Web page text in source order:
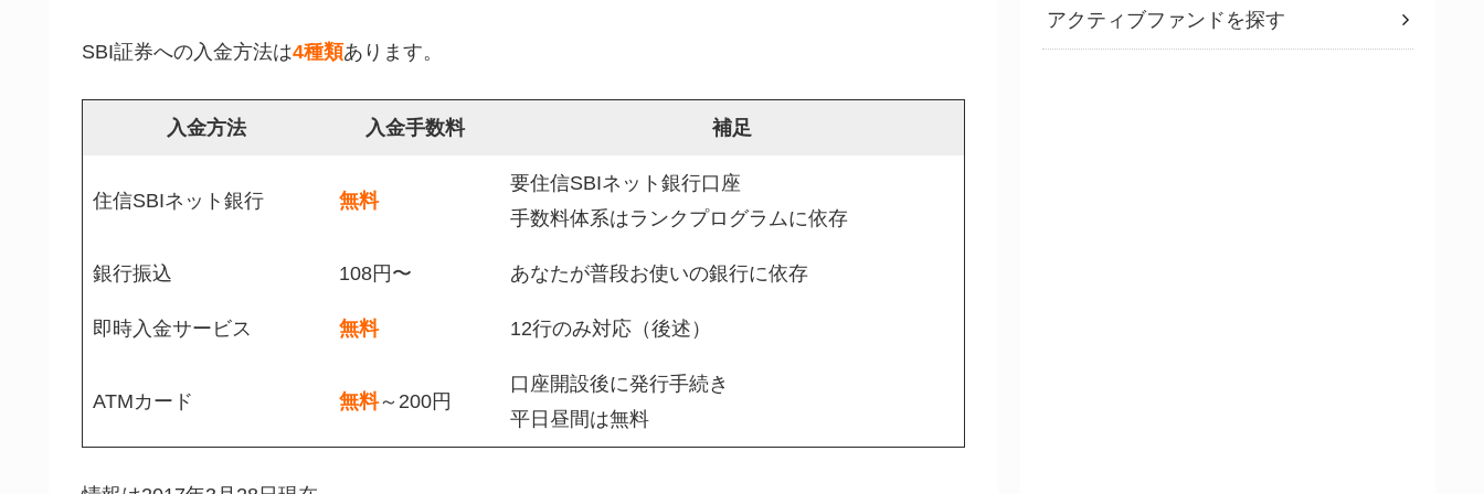
SBI証券への入金方法は4種類あります。
入金方法 入金手数料 補足
住信SBIネット銀行 無料
要住信SBIネット銀行口座
手数料体系はランクプログラムに依存
銀行振込 108円〜 あなたが普段お使いの銀行に依存
即時入金サービス 無料 12行のみ対応（後述）
ATMカード 無料～200円
口座開設後に発行手続き
平日昼間は無料
アクティブファンドを探す